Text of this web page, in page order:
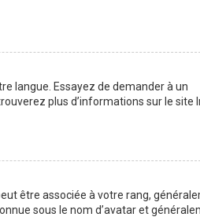
langue. Essayez de demander à un
plus d’informations sur le site
être associée à votre rang,
sous le nom d’avatar et